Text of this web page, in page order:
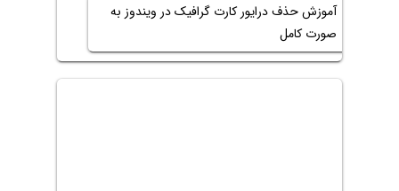
آموزش حذف درایور کارت گرافیک در ویندوز به
صورت کامل